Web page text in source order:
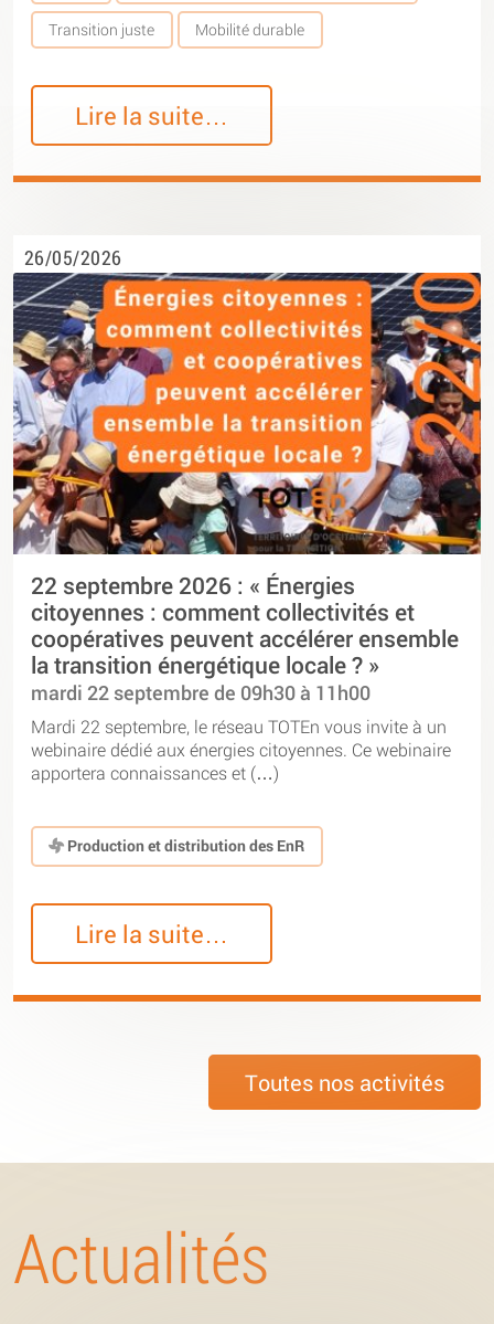
Transition juste Mobilité durable
Lire la suite…
26/05/2026
22 septembre 2026 : « Énergies
citoyennes : comment collectivités et
coopératives peuvent accélérer ensemble
la transition énergétique locale ? »
mardi 22 septembre de 09h30 à 11h00
Mardi 22 septembre, le réseau TOTEn vous invite à un
webinaire dédié aux énergies citoyennes. Ce webinaire
apportera connaissances et (…)
Production et distribution des EnR
Lire la suite…
Toutes nos activités
Actualités